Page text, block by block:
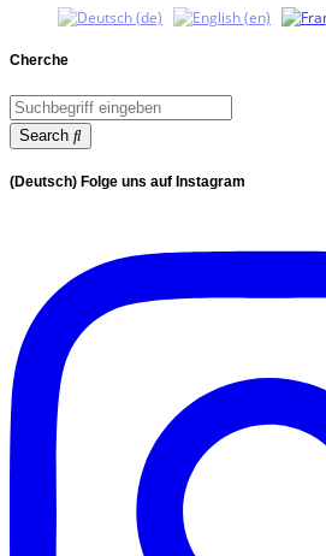
Cherche
Search
(Deutsch) Folge uns auf Instagram